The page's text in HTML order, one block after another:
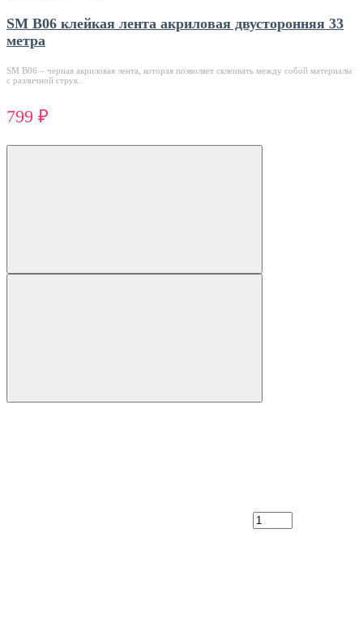
SM B06 клейкая лента акриловая двусторонняя 33
метра
SM В06 – черная акриловая лента, которая позволяет склеивать между собой материалы
с различной струк..
799 ₽